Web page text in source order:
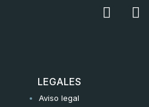
n
a
LEGALES
Aviso legal